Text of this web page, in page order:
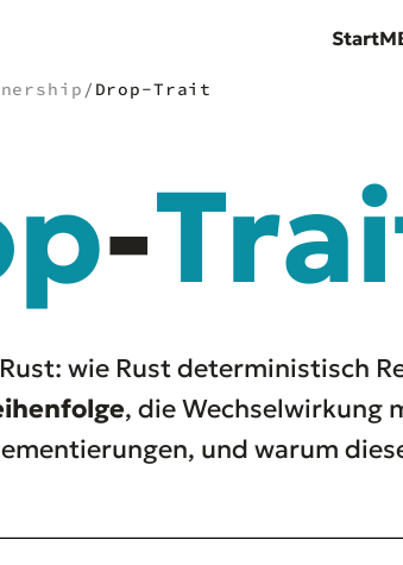
Start
/ Drop-Trait
-
wie Rust deterministisch
, die Wechselwirkung
und warum